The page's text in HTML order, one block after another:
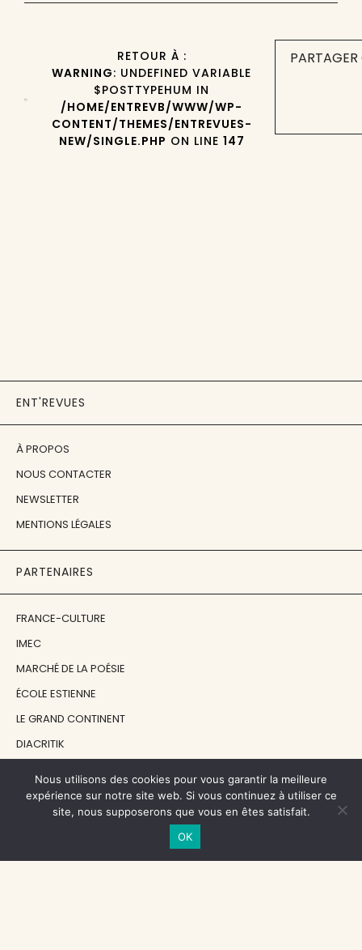
RETOUR À :
WARNING: UNDEFINED VARIABLE
$POSTTYPEHUM IN
/HOME/ENTREVB/WWW/WP-
CONTENT/THEMES/ENTREVUES-
NEW/SINGLE.PHP ON LINE 147
ENT'REVUES
À PROPOS
NOUS CONTACTER
NEWSLETTER
MENTIONS LÉGALES
PARTENAIRES
FRANCE-CULTURE
IMEC
MARCHÉ DE LA POÉSIE
ÉCOLE ESTIENNE
LE GRAND CONTINENT
DIACRITIK
NOS SOUTIENS
CENTRE NATIONAL DU LIVRE
Nous utilisons des cookies pour vous garantir la meilleure
expérience sur notre site web. Si vous continuez à utiliser ce
site, nous supposerons que vous en êtes satisfait.
OK